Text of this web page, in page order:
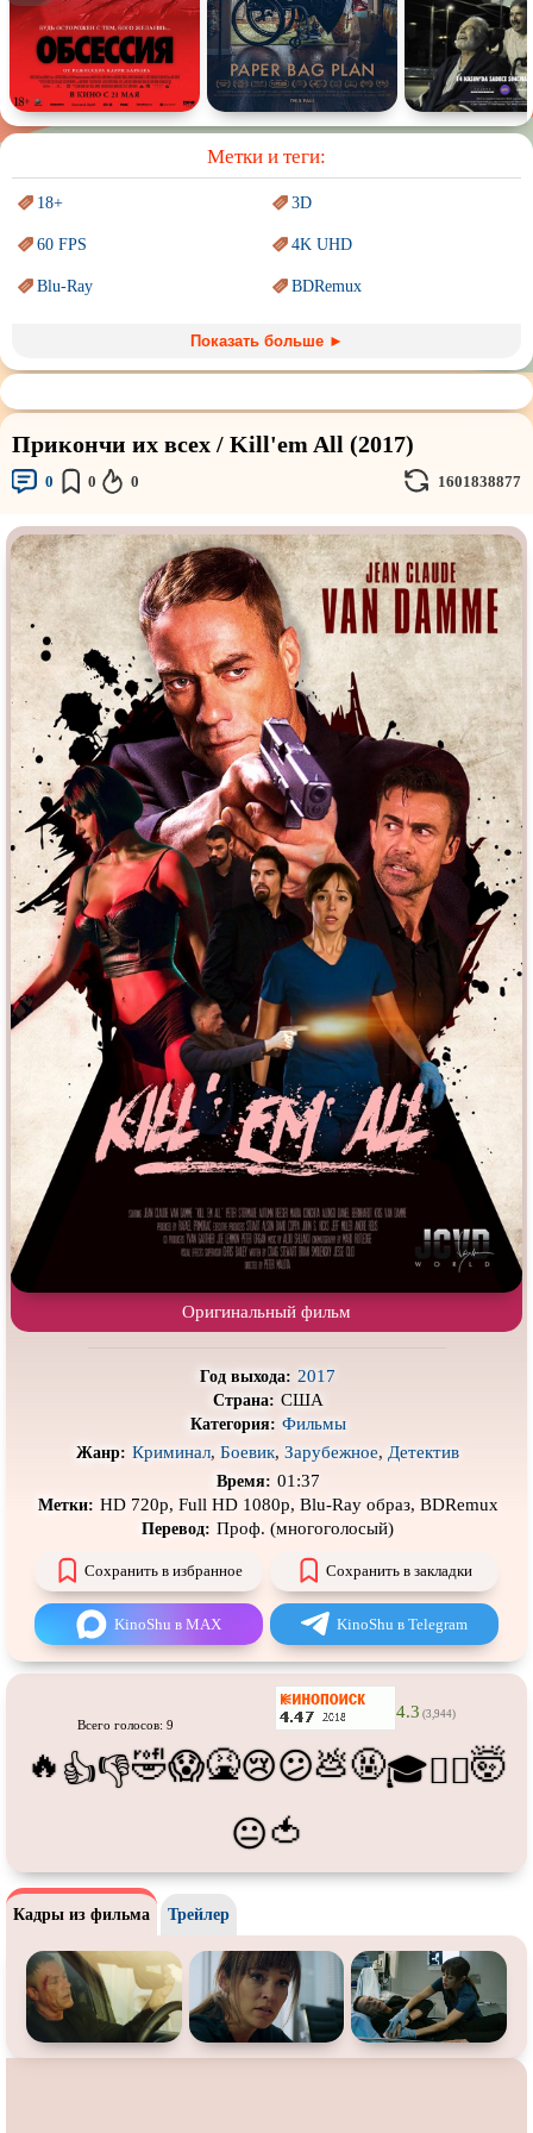
Спектакль Сказка Немое кино Для взрослых
Метки и теги:
18+ 3D
60 FPS 4K UHD
Blu-Ray BDRemux
Sci-Fi (Научнаяфантастика) Trash (трэш) movies
Авангард иСюрреализм Ангелы и Демоны
Аниме Антиутопия
Врачи
Индийское кино Киберпанк
Коллекция Комикс
Маги и Волшебники Наркотики
Новогодние Основанное на
реальных
событиях
Параллельные миры
ПереводГоблина
ПереводКубик в Кубе Перевод Кураж-Бамбей
Пеплум Подростковаяжестокость
Постапокалипсис Призраки
Про акул Про апокалипсис
Про богатых Про богов
Про вампиров Про ведьм
Про викингов Про выживание
Про гангстеров Про гонки
Про деревню Про динозавров
Про драконов Про животных
Про зомби Про инопланетян
Про корабли и подводные
лодки
Про космос
серийных
Про оборотней
во времени Про роботов
Про снайперов
Про супергероев Про танки
Про танцы Про тюрьму
Про футбол Про хакеров
Про хоккей ифигурное
катание
Про шпионов
Псевдодокументальный
Сверхспособности Ситком
Стимпанк
Чёрная комедия
В ожидании TeleSynch
CAMRip
Показать больше ►
Прикончи их всех / Kill'em All (2017)
0 0 0 1601838877
Оригинальный фильм
Год выхода: 2017
Страна: США
Категория: Фильмы
Жанр: Криминал, Боевик, Зарубежное, Детектив
Время: 01:37
Метки: HD 720p, Full HD 1080p, Blu-Ray образ, BDRemux
Перевод: Проф. (многоголосый)
Сохранить в избранное Сохранить в закладки
KinoShu в MAX KinoShu в Telegram
Всего голосов: 9
4.3 (3,944)
🔥 👍👎🤣😱🤮😢😕💩🤬🎓😵‍💫🤯
😐🍅
Кадры из фильма Трейлер